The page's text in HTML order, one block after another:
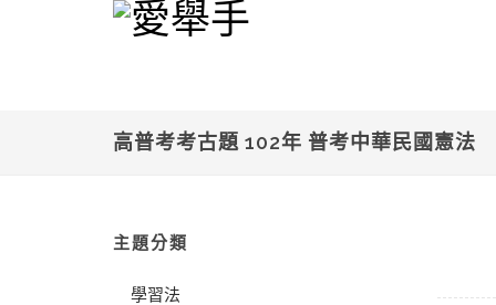
高普考考古題 102年 普考中華民國憲法
主題分類
學習法